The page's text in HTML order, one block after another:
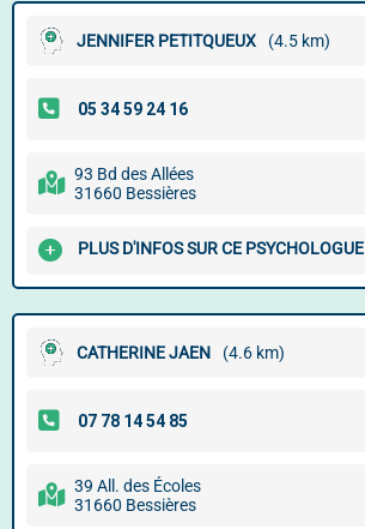
JENNIFER PETITQUEUX (4.5 km)
93 Bd des Allées
31660 Bessières
PLUS D'INFOS SUR CE PSYCHOLOGUE
CATHERINE JAEN (4.6 km)
39 All. des Écoles
31660 Bessières